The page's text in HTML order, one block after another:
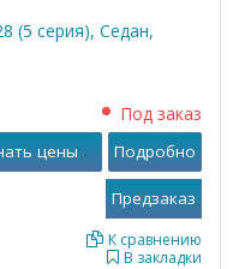
(5 серия), Седан,
Под заказ
В закладки
К сравнению
цены Подробно